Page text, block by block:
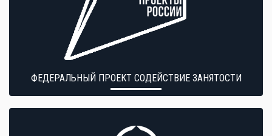
ФЕДЕРАЛЬНЫЙ ПРОЕКТ СОДЕЙСТВИЕ ЗАНЯТОСТИ